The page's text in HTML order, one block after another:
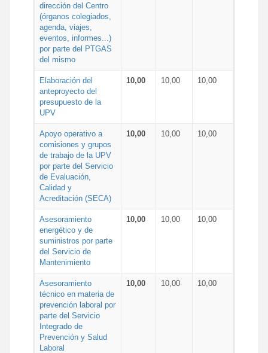
dirección del Centro
(órganos colegiados,
agenda, viajes,
eventos, informes...)
por parte del PTGAS
del mismo
Elaboración del
anteproyecto del
presupuesto de la
UPV
10,00 10,00 10,00
Apoyo operativo a
comisiones y grupos
de trabajo de la UPV
por parte del Servicio
de Evaluación,
Calidad y
Acreditación (SECA)
10,00 10,00 10,00
Asesoramiento
energético y de
suministros por parte
del Servicio de
Mantenimiento
10,00 10,00 10,00
Asesoramiento
técnico en materia de
prevención laboral por
parte del Servicio
Integrado de
Prevención y Salud
Laboral
10,00 10,00 10,00